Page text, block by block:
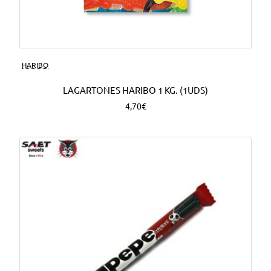
HARIBO
LAGARTONES HARIBO 1 KG. (1UDS)
4,70€